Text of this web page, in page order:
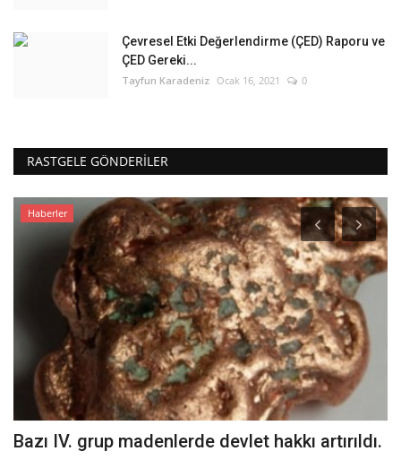
Çevresel Etki Değerlendirme (ÇED) Raporu ve
ÇED Gereki...
Tayfun Karadeniz Ocak 16, 2021 0
RASTGELE GÖNDERILER
Haberler
Bazı IV. grup madenlerde devlet hakkı artırıldı.